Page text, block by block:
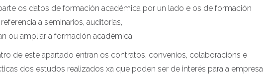
os datos de formación académica por un lado e os de formación
a seminarios, auditorías,
ou ampliar a formación académica.
de este apartado entran os contratos, convenios, colaboracións e
dos estudos realizados xa que poden ser de interés para a empresa